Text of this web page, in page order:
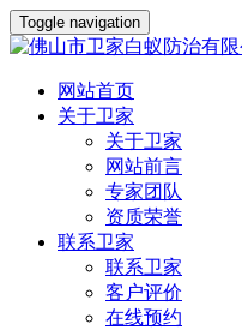
Toggle navigation
网站首页
关于卫家
关于卫家
网站前言
专家团队
资质荣誉
联系卫家
联系卫家
客户评价
在线预约